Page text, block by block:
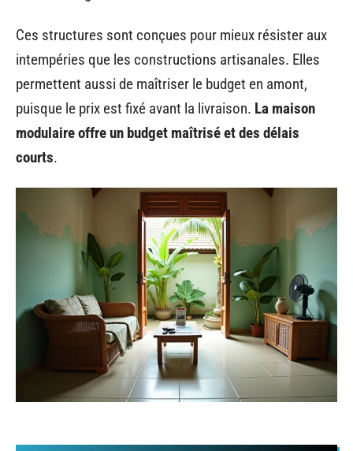
Ces structures sont conçues pour mieux résister aux
intempéries que les constructions artisanales. Elles
permettent aussi de maîtriser le budget en amont,
puisque le prix est fixé avant la livraison. La maison
modulaire offre un budget maîtrisé et des délais
courts.